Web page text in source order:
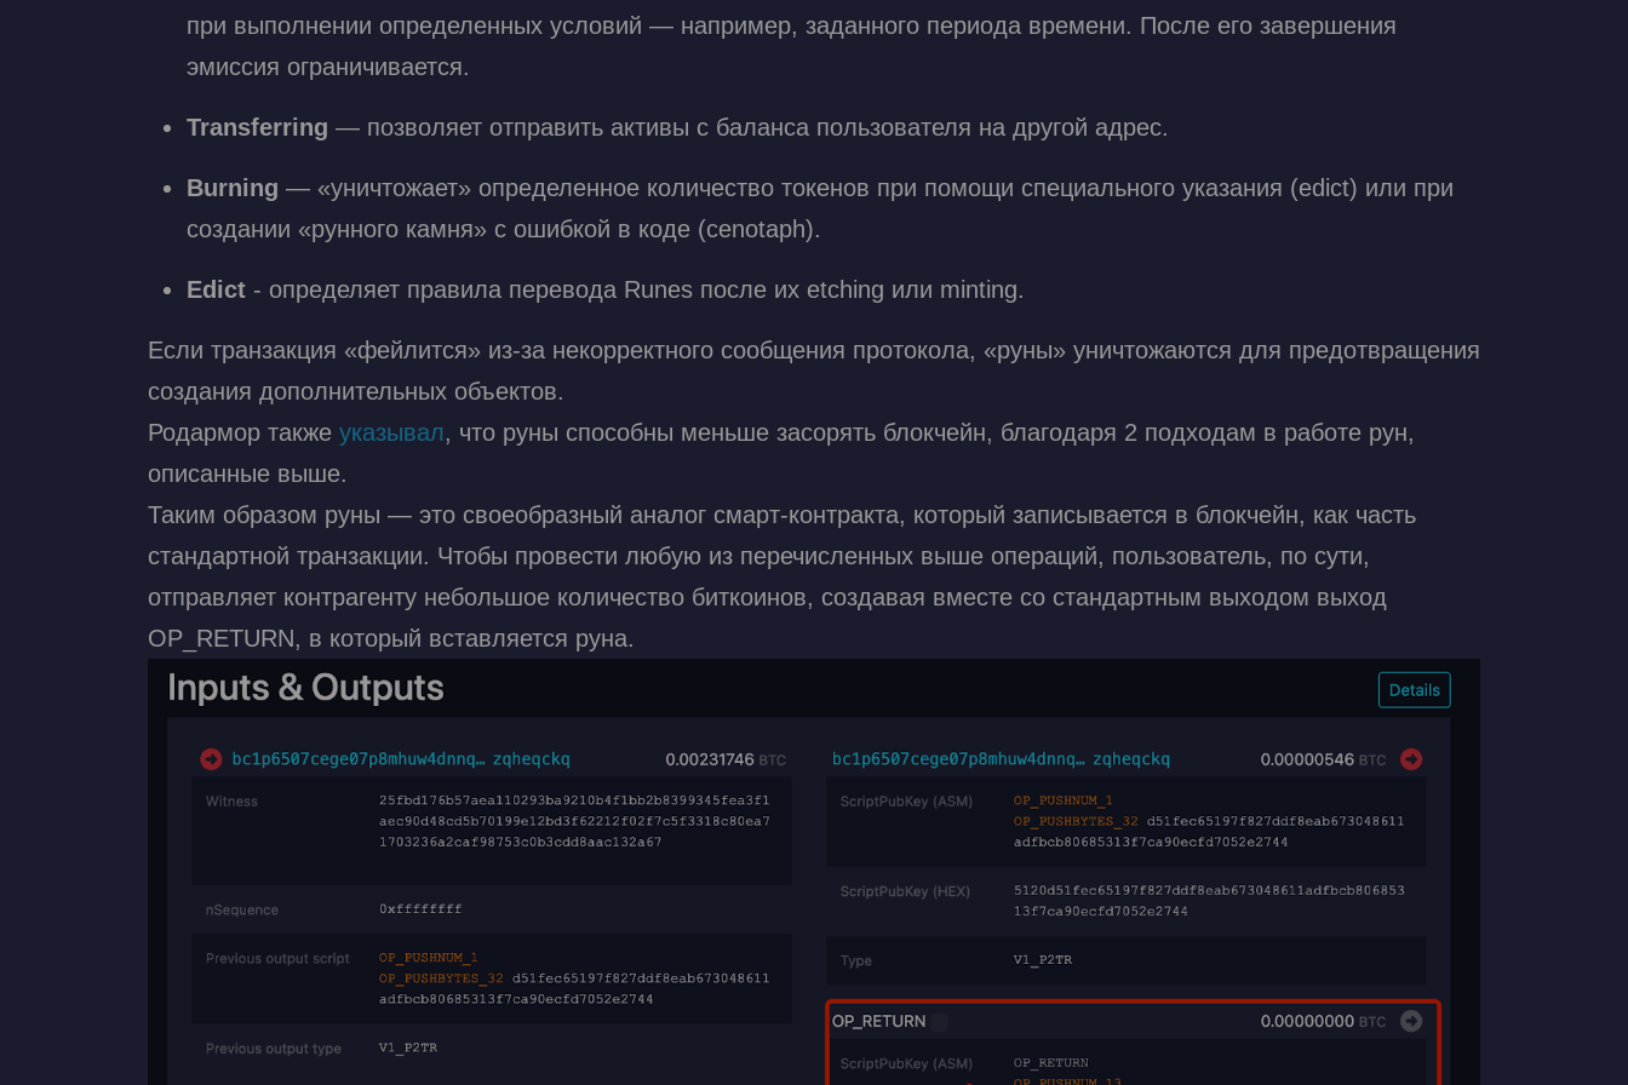
при выполнении определенных условий — например, заданного периода времени. После его завершения
эмиссия ограничивается.
Transferring — позволяет отправить активы с баланса пользователя на другой адрес.
Burning — «уничтожает» определенное количество токенов при помощи специального указания (edict) или при
создании «рунного камня» с ошибкой в коде (сenotaph).
Edict - определяет правила перевода Runes после их etching или minting.
Если транзакция «фейлится» из-за некорректного сообщения протокола, «руны» уничтожаются для предотвращения
создания дополнительных объектов.
Родармор также указывал, что руны способны меньше засорять блокчейн, благодаря 2 подходам в работе рун,
описанные выше.
Таким образом руны — это своеобразный аналог смарт-контракта, который записывается в блокчейн, как часть
стандартной транзакции. Чтобы провести любую из перечисленных выше операций, пользователь, по сути,
отправляет контрагенту небольшое количество биткоинов, создавая вместе со стандартным выходом выход
OP_RETURN, в который вставляется руна.